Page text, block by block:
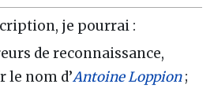
je pourrai :
de reconnaissance,
le nom d’Antoine Loppion;